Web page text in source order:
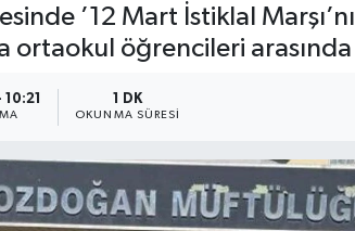
’12 Mart İstiklal
ortaokul öğrencileri
1 DK
OKUNMA SÜRESI